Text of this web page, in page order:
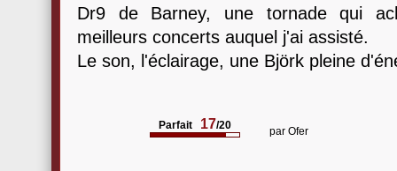
Dr9 de Barney, une tornade qui
meilleurs concerts auquel j'ai assisté.
Le son, l'éclairage, une Björk pleine
Parfait 17/20 par Ofer